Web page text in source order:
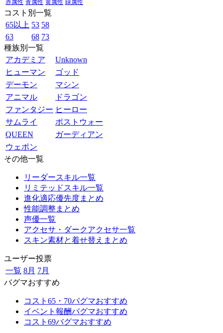
赤属性 青属性 黄属性 緑属性
コスト別一覧
65以上 53 58
63
68 73
種族別一覧
アカデミア
Unknown
ヒューマン
ゴッド
デーモン
マシン
アニマル
ドラゴン
ファンタジー ヒーロー
サムライ
ポストウォー
QUEEN
ガーディアン
ウェポン
その他一覧
リーダースキル一覧
リミテッドスキル一覧
進化適応優先度まとめ
性能調整まとめ
声優一覧
アクセサ・ダークアクセサ一覧
スキン素材と着せ替えまとめ
ユーザー投票
一覧 8月 7月
バグマおすすめ
コスト65・70バグマおすすめ
イベント報酬バグマおすすめ
コスト69バグマおすすめ